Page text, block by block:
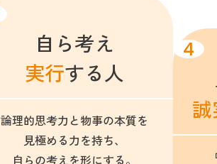
自ら考え
実行する人
論理的思考力と物事の本質を
見極める力を持ち、
自らの考えを形にする。
4